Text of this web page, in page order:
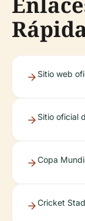
Sitio web
Sitio oficial
Copa
Cricket